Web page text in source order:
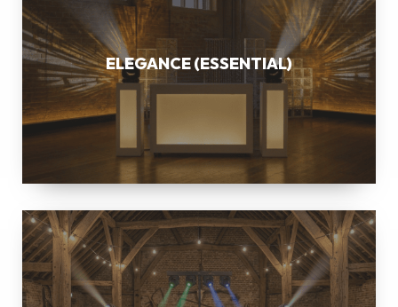
ELEGANCE (ESSENTIAL)
VINTAGE